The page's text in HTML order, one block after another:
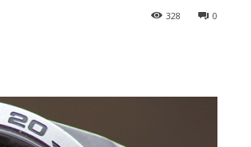
0
328